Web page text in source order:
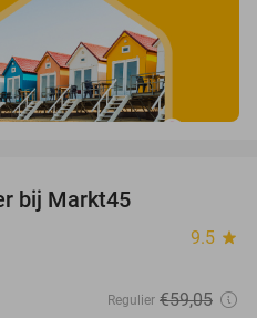
bij Markt45
9.5 star
Regulier €59,05